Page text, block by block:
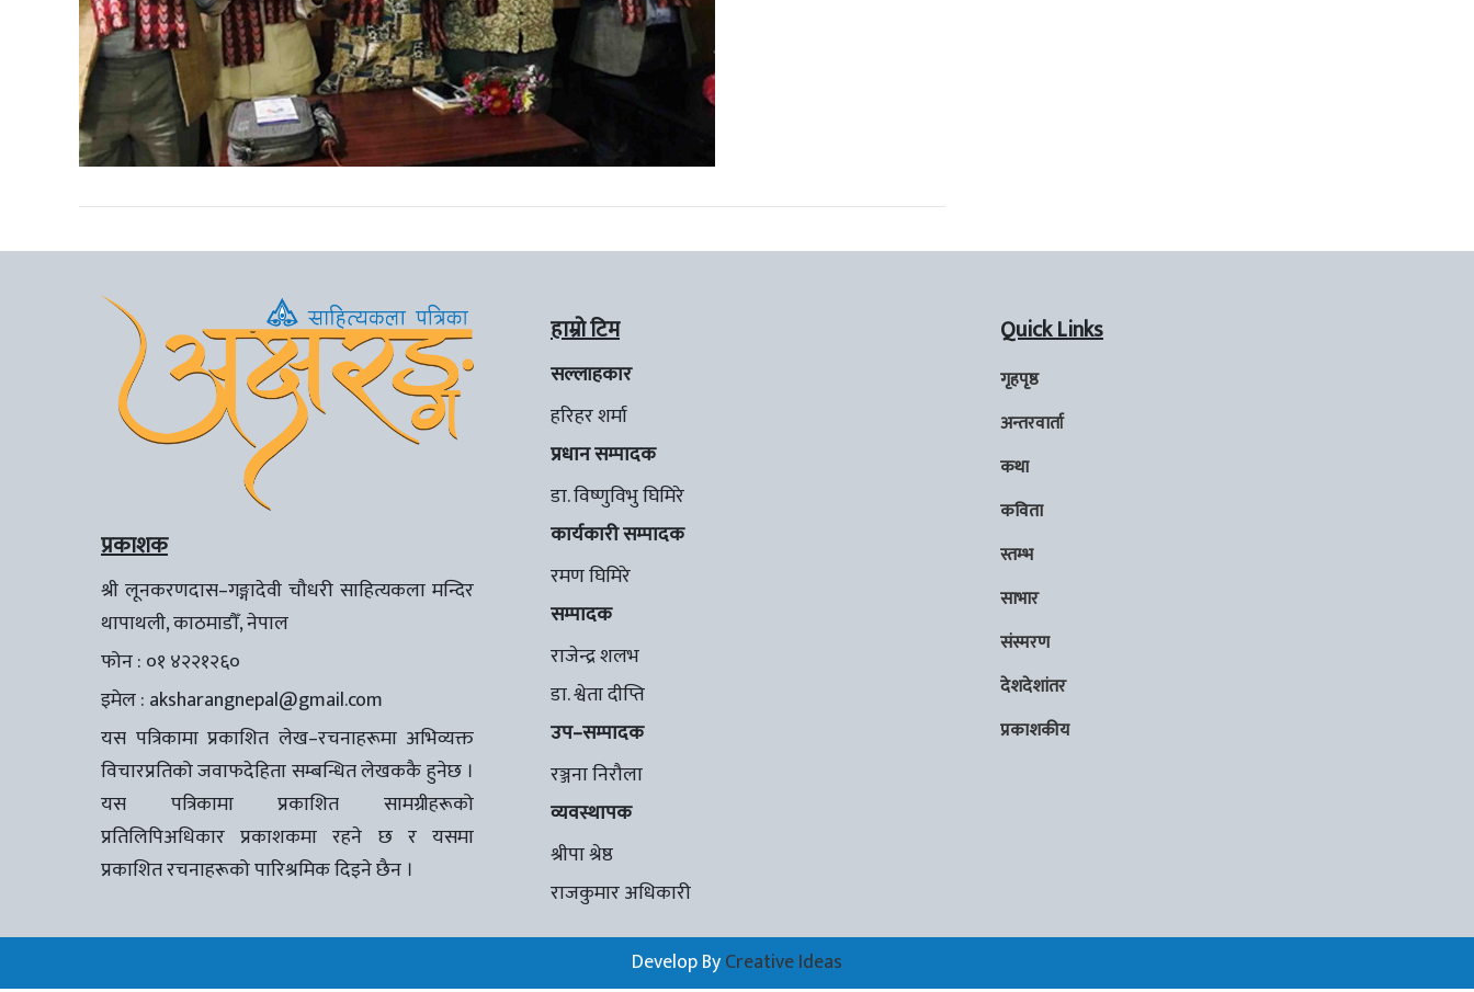
प्रकाशक
श्री लूनकरणदास–गङ्गादेवी चौधरी साहित्यकला मन्दिर
थापाथली, काठमाडौँ, नेपाल
फोन : ०१ ४२२१२६०
इमेल : aksharangnepal@gmail.com
यस पत्रिकामा प्रकाशित लेख–रचनाहरूमा अभिव्यक्त
विचारप्रतिको जवाफदेहिता सम्बन्धित लेखककै हुनेछ ।
यस पत्रिकामा प्रकाशित सामग्रीहरूको
प्रतिलिपिअधिकार प्रकाशकमा रहने छ र यसमा
प्रकाशित रचनाहरूको पारिश्रमिक दिइने छैन ।
हाम्रो टिम
सल्लाहकार
हरिहर शर्मा
प्रधान सम्पादक
डा. विष्णुविभु घिमिरे
कार्यकारी सम्पादक
रमण घिमिरे
सम्पादक
राजेन्द्र शलभ
डा. श्वेता दीप्ति
उप–सम्पादक
रञ्जना निरौला
व्यवस्थापक
श्रीपा श्रेष्ठ
राजकुमार अधिकारी
Quick Links
गृहपृष्ठ
अन्तरवार्ता
कथा
कविता
स्तम्भ
साभार
संस्मरण
देशदेशांतर
प्रकाशकीय
Develop ByCreative Ideas